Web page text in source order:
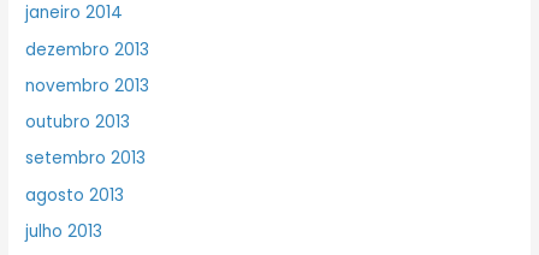
janeiro 2014
dezembro 2013
novembro 2013
outubro 2013
setembro 2013
agosto 2013
julho 2013